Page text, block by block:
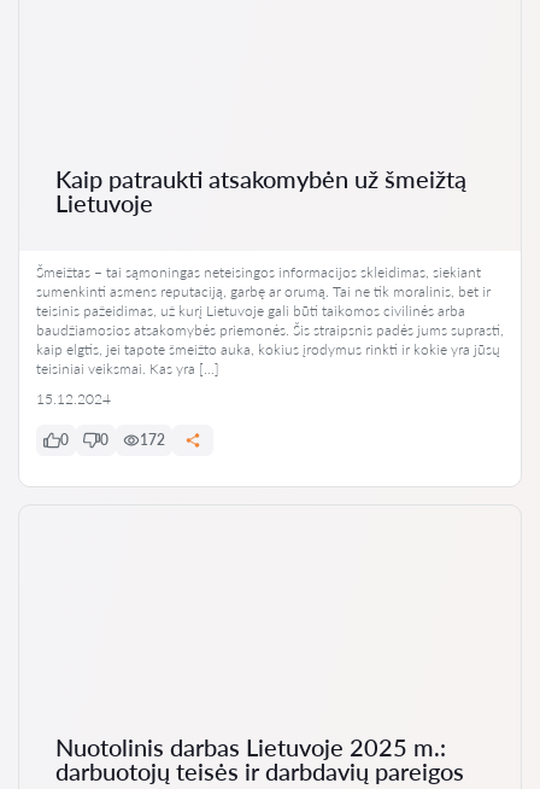
Kaip patraukti atsakomybėn už šmeižtą
Lietuvoje
Šmeižtas – tai sąmoningas neteisingos informacijos skleidimas, siekiant
sumenkinti asmens reputaciją, garbę ar orumą. Tai ne tik moralinis, bet ir
teisinis pažeidimas, už kurį Lietuvoje gali būti taikomos civilinės arba
baudžiamosios atsakomybės priemonės. Šis straipsnis padės jums suprasti,
kaip elgtis, jei tapote šmeižto auka, kokius įrodymus rinkti ir kokie yra jūsų
teisiniai veiksmai. Kas yra […]
15.12.2024
0 0 172
Nuotolinis darbas Lietuvoje 2025 m.:
darbuotojų teisės ir darbdavių pareigos